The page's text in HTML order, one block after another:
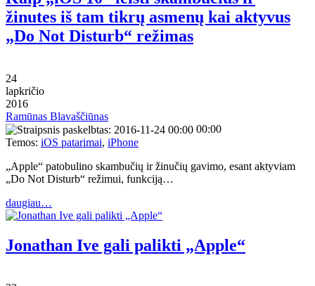
žinutes iš tam tikrų asmenų kai aktyvus
„Do Not Disturb“ režimas
24
lapkričio
2016
Ramūnas Blavaščiūnas
00:00
Temos: iOS patarimai, iPhone
„Apple“ patobulino skambučių ir žinučių gavimo, esant aktyviam
„Do Not Disturb“ režimui, funkciją…
daugiau…
Jonathan Ive gali palikti „Apple“